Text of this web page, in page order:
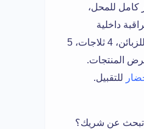
كامل للمحل،
داخلية
وخارجية، كراتين وأكياس للزبائن، 4 ثلاجات، 5
المنتجات.
للتقبيل.
تبحث عن شريك؟